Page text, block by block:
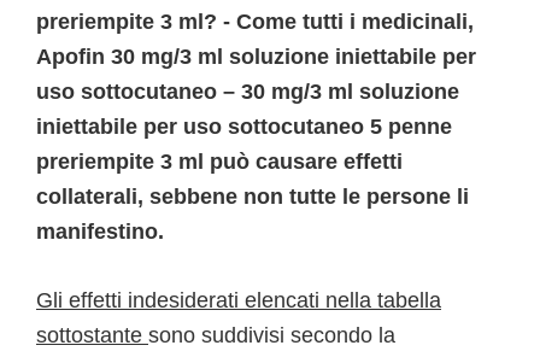
preriempite 3 ml? - Come tutti i medicinali,
Apofin 30 mg/3 ml soluzione iniettabile per
uso sottocutaneo – 30 mg/3 ml soluzione
iniettabile per uso sottocutaneo 5 penne
preriempite 3 ml può causare effetti
collaterali, sebbene non tutte le persone li
manifestino.
Gli effetti indesiderati elencati nella tabella
sottostante sono suddivisi secondo la